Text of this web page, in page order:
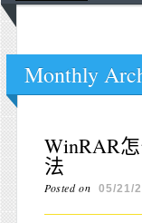
Monthly
WinRAR
法
Posted on 05/21/